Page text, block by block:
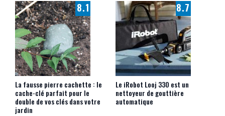
8.1
La fausse pierre cachette : le
cache-clé parfait pour le
double de vos clés dans votre
jardin
8.7
Le iRobot Looj 330 est un
nettoyeur de gouttière
automatique